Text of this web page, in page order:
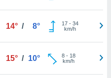
14° / 8° 17- 34
km/h
15° / 10° 8- 18
km/h